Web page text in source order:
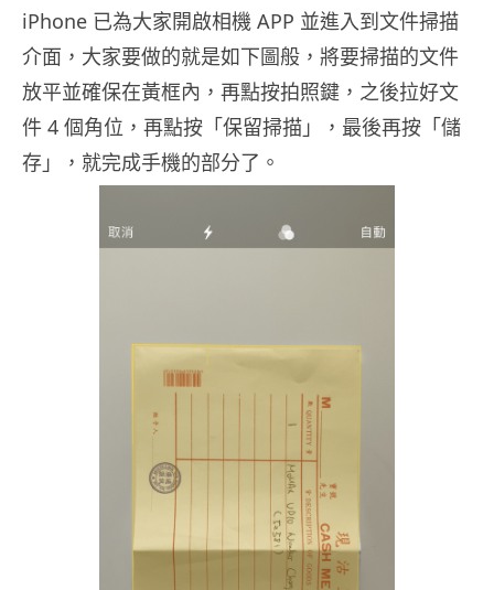
iPhone 已為大家開啟相機 APP 並進入到文件掃描
介面，大家要做的就是如下圖般，將要掃描的文件
放平並確保在黃框內，再點按拍照鍵，之後拉好文
件 4 個角位，再點按「保留掃描」，最後再按「儲
存」，就完成手機的部分了。